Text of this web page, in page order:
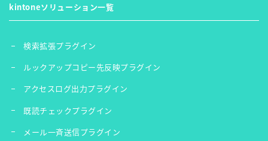
kintoneソリューション一覧
検索拡張プラグイン
ルックアップコピー先反映プラグイン
アクセスログ出力プラグイン
既読チェックプラグイン
メール一斉送信プラグイン